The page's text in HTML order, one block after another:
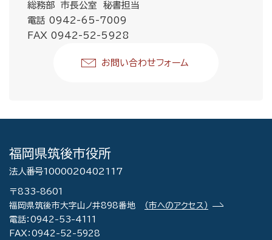
総務部 市長公室 秘書担当
電話 0942-65-7009
FAX 0942-52-5928
お問い合わせフォーム
福岡県筑後市役所
法人番号1000020402117
〒833-8601
福岡県筑後市大字山ノ井898番地
（市へのアクセス）
電話：0942-53-4111
FAX：0942-52-5928